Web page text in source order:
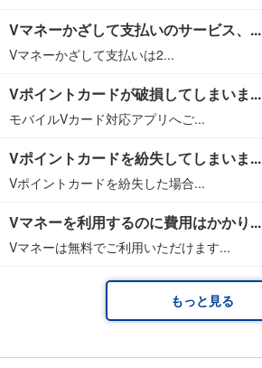
Vマネーかざして支払いのサービス、...
Vマネーかざして支払いは2...
Vポイントカードが破損してしまいま...
モバイルVカード対応アプリへご...
Vポイントカードを紛失してしまいま...
Vポイントカードを紛失した場合...
Vマネーを利用するのに費用はかかり...
Vマネーは無料でご利用いただけます...
もっと見る